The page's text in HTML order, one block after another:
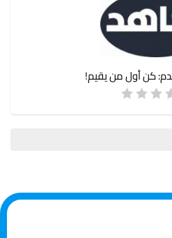
كن أول من يقيم!